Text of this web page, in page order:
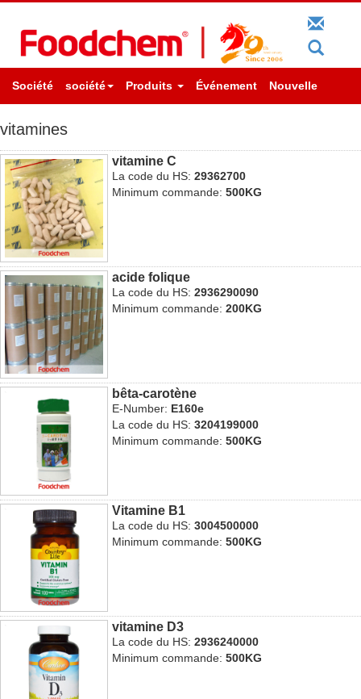
Société société Produits Événement Nouvelle
vitamines
vitamine C
La code du HS:29362700
Minimum commande:500KG
acide folique
La code du HS:2936290090
Minimum commande:200KG
bêta-carotène
E-Number: E160e
La code du HS:3204199000
Minimum commande:500KG
Vitamine B1
La code du HS:3004500000
Minimum commande:500KG
vitamine D3
La code du HS:2936240000
Minimum commande:500KG